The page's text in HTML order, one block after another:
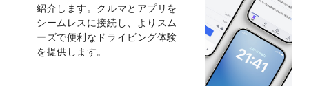
紹介します。クルマとアプリを
シームレスに接続し、よりスム
ーズで便利なドライビング体験
を提供します。